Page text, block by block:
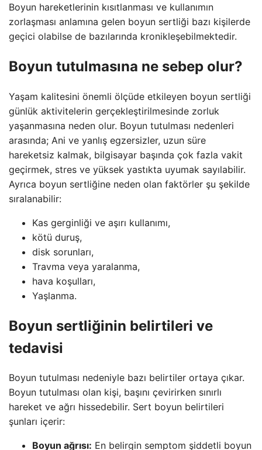
Boyun hareketlerinin kısıtlanması ve kullanımın
zorlaşması anlamına gelen boyun sertliği bazı kişilerde
geçici olabilse de bazılarında kronikleşebilmektedir.
Boyun tutulmasına ne sebep olur?
Yaşam kalitesini önemli ölçüde etkileyen boyun sertliği
günlük aktivitelerin gerçekleştirilmesinde zorluk
yaşanmasına neden olur. Boyun tutulması nedenleri
arasında; Ani ve yanlış egzersizler, uzun süre
hareketsiz kalmak, bilgisayar başında çok fazla vakit
geçirmek, stres ve yüksek yastıkta uyumak sayılabilir.
Ayrıca boyun sertliğine neden olan faktörler şu şekilde
sıralanabilir:
Kas gerginliği ve aşırı kullanımı,
kötü duruş,
disk sorunları,
Travma veya yaralanma,
hava koşulları,
Yaşlanma.
Boyun sertliğinin belirtileri ve
tedavisi
Boyun tutulması nedeniyle bazı belirtiler ortaya çıkar.
Boyun tutulması olan kişi, başını çevirirken sınırlı
hareket ve ağrı hissedebilir. Sert boyun belirtileri
şunları içerir:
Boyun ağrısı: En belirgin semptom şiddetli boyun